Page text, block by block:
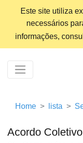
Este site utiliza
necessários
informações,
Home lista
Acordo